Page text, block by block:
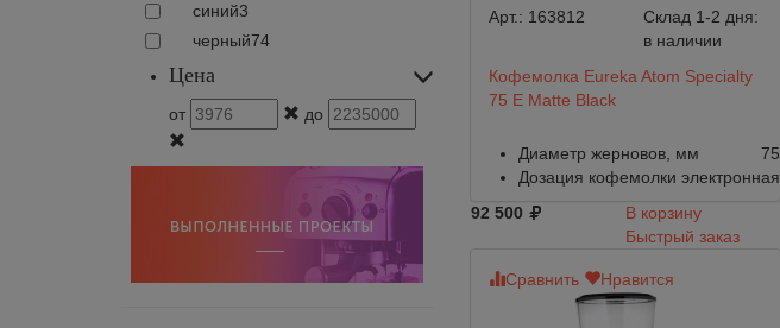
синий3
черный74
Цена
от до
Арт.: 163812
Склад 1-2 дня:
в наличии
Кофемолка Eureka Atom Specialty
75 E Matte Black
Диаметр жерновов, мм
75
Дозация кофемолки электронная
92 500
В корзину
Быстрый заказ
Сравнить Нравится